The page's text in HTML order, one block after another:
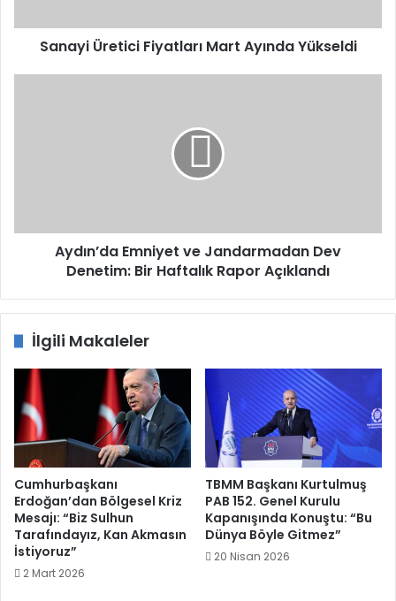
Sanayi Üretici Fiyatları Mart Ayında Yükseldi
Rapor
AçıklandıAydın’da Emniyet ve Jandarmadan Dev
Denetim: Bir Haftalık Rapor Açıklandı
İlgili Makaleler
Cumhurbaşkanı
Erdoğan’dan Bölgesel Kriz
Mesajı: “Biz Sulhun
Tarafındayız, Kan Akmasın
İstiyoruz”
2 Mart 2026
TBMM Başkanı Kurtulmuş
PAB 152. Genel Kurulu
Kapanışında Konuştu: “Bu
Dünya Böyle Gitmez”
20 Nisan 2026